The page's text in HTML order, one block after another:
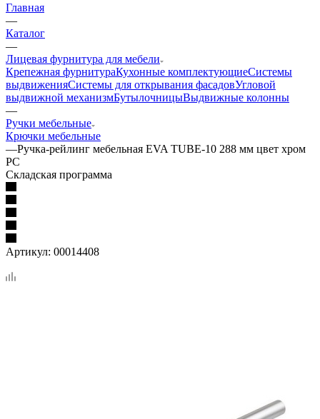
Главная
—
Каталог
—
Лицевая фурнитура для мебели
Крепежная фурнитураКухонные комплектующиеСистемы
выдвиженияСистемы для открывания фасадовУгловой
выдвижной механизмБутылочницыВыдвижные колонны
—
Ручки мебельные
Крючки мебельные
—Ручка-рейлинг мебельная EVA TUBE-10 288 мм цвет хром
PC
Складская программа
Артикул: 00014408